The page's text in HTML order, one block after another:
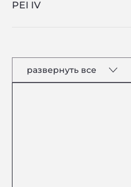
PEI IV
развернуть все